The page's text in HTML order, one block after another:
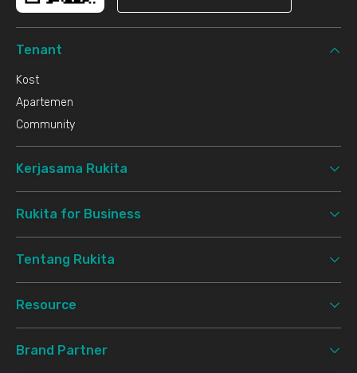
Tenant
Kost
Apartemen
Community
Kerjasama Rukita
Rukita for Business
Tentang Rukita
Resource
Brand Partner